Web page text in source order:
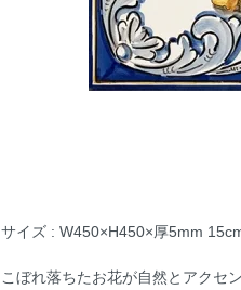
サイズ : W450×H450×厚5mm
こぼれ落ちたお花が自然とアクセ